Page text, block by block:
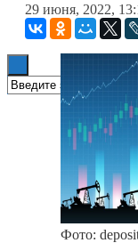
Книги
29 июня, 2022,
Фото: